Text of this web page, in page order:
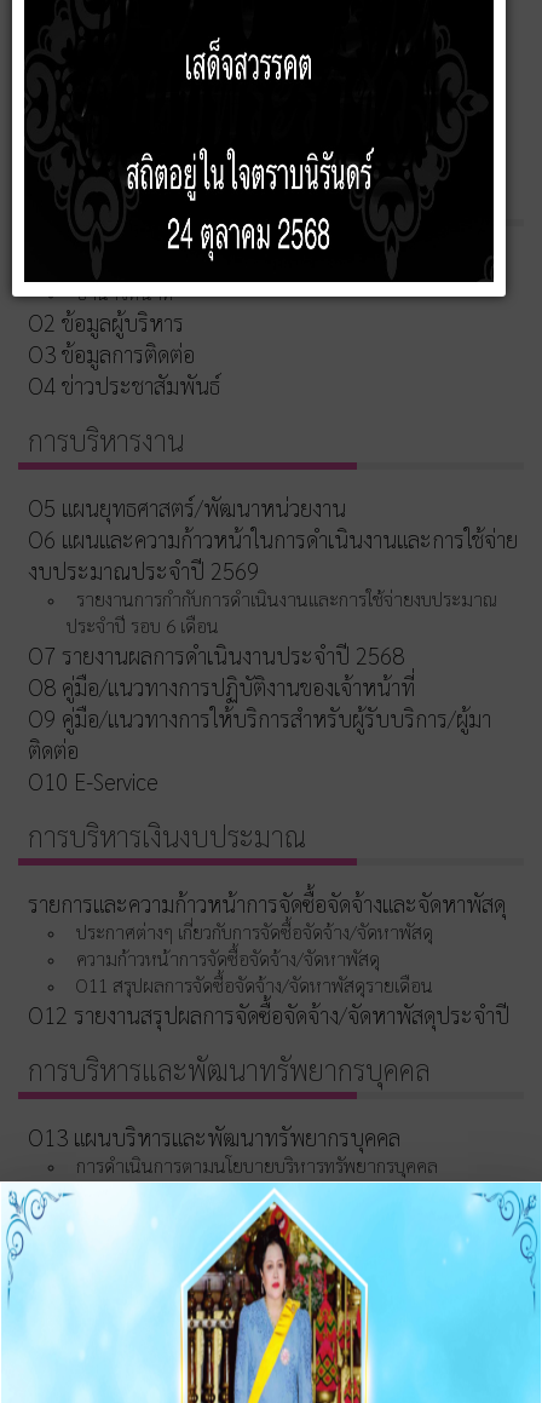
นโยบายคุ้มครองข้อมูลส่วนบุคคล
แหล่งท่องเที่ยวและภูมิปัญญาท้องถิ่น
งานแผนพัฒนา
Q&A Webbroad
ข้อมูลพื้นฐาน
O1 โครงสร้างและอำนาจหน้าที่
อำนาจหน้าที่
O2 ข้อมูลผู้บริหาร
O3 ข้อมูลการติดต่อ
O4 ข่าวประชาสัมพันธ์
การบริหารงาน
O5 แผนยุทธศาสตร์/พัฒนาหน่วยงาน
O6 แผนและความก้าวหน้าในการดำเนินงานและการใช้จ่าย
งบประมาณประจำปี 2569
รายงานการกำกับการดำเนินงานและการใช้จ่ายงบประมาณ
ประจำปี รอบ 6 เดือน
O7 รายงานผลการดำเนินงานประจำปี 2568
O8 คู่มือ/แนวทางการปฏิบัติงานของเจ้าหน้าที่
O9 คู่มือ/แนวทางการให้บริการสำหรับผู้รับบริการ/ผู้มา
ติดต่อ
O10 E-Service
การบริหารเงินงบประมาณ
รายการและความก้าวหน้าการจัดซื้อจัดจ้างและจัดหาพัสดุ
ประกาศต่างๆ เกี่ยวกับการจัดซื้อจัดจ้าง/จัดหาพัสดุ
ความก้าวหน้าการจัดซื้อจัดจ้าง/จัดหาพัสดุ
O11 สรุปผลการจัดซื้อจัดจ้าง/จัดหาพัสดุรายเดือน
O12 รายงานสรุปผลการจัดซื้อจัดจ้าง/จัดหาพัสดุประจำปี
การบริหารและพัฒนาทรัพยากรบุคคล
O13 แผนบริหารและพัฒนาทรัพยากรบุคคล
การดำเนินการตามนโยบายบริหารทรัพยากรบุคคล
หลักเกณฑ์การบริหารและพัฒนาทรัพยากรบุคคล
O14 รายงานผลการบริหารและทรัพยากรบุคคลประจำปี
O15 ประมวลจริยธรรมและขับเคลื่อนจริยธรรม
การขับเคลื่อนจริยธรรม
การส่งเสริมความโปร่งใส